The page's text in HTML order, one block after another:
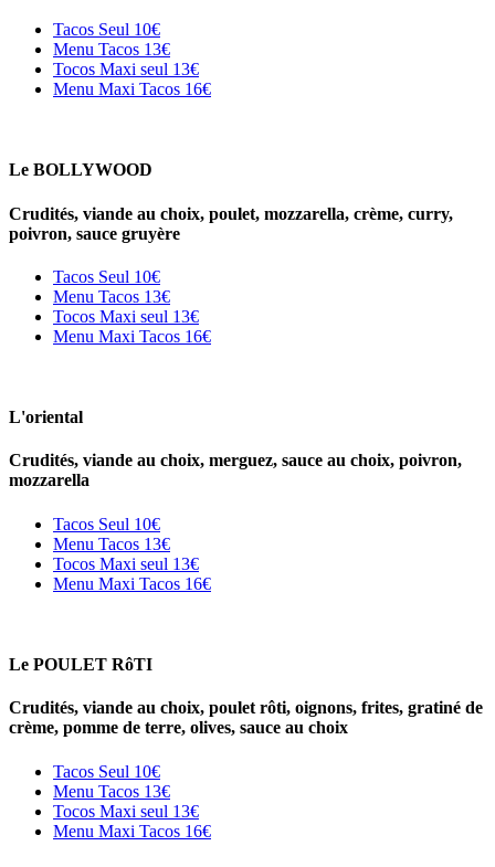
Tacos Seul 10€
Menu Tacos 13€
Tocos Maxi seul 13€
Menu Maxi Tacos 16€
Le BOLLYWOOD
Crudités, viande au choix, poulet, mozzarella, crème, curry,
poivron, sauce gruyère
Tacos Seul 10€
Menu Tacos 13€
Tocos Maxi seul 13€
Menu Maxi Tacos 16€
L'oriental
Crudités, viande au choix, merguez, sauce au choix, poivron,
mozzarella
Tacos Seul 10€
Menu Tacos 13€
Tocos Maxi seul 13€
Menu Maxi Tacos 16€
Le POULET RôTI
Crudités, viande au choix, poulet rôti, oignons, frites, gratiné de
crème, pomme de terre, olives, sauce au choix
Tacos Seul 10€
Menu Tacos 13€
Tocos Maxi seul 13€
Menu Maxi Tacos 16€